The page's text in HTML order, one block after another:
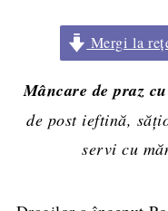
Mergi la
Mâncare de praz
de post ieftină,
servi cu